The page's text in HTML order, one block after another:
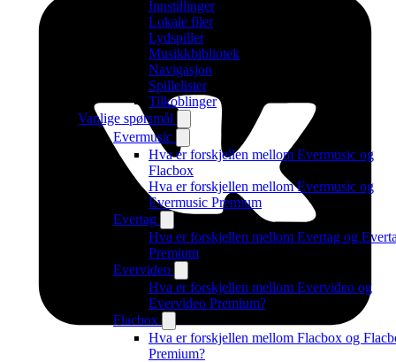
Innstillinger
Lokale filer
Lydspiller
Musikkbibliotek
Navigasjon
Spillelister
Tilkoblinger
Vanlige spørsmål
Evermusic
Hva er forskjellen mellom Evermusic og
Flacbox
Hva er forskjellen mellom Evermusic og
Evermusic Premium
Evertag
Hva er forskjellen mellom Evertag og
Premium
Evervideo
Hva er forskjellen mellom Evervideo og
Evervideo Premium?
Flacbox
Hva er forskjellen mellom Flacbox og
Premium?